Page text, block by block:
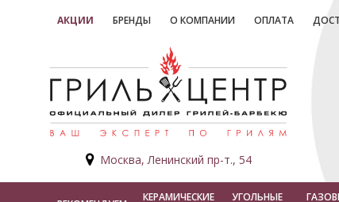
АКЦИИ БРЕНДЫ О КОМПАНИИ ОПЛАТА
Москва, Ленинский пр-т., 54
КЕРАМИЧЕСКИЕ
УГОЛЬНЫЕ